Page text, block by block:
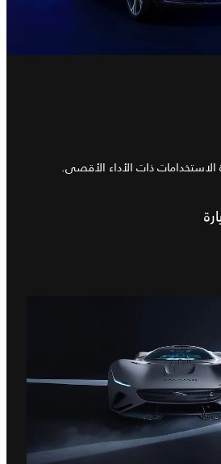
الاستخدامات ذات الأداء الأقصى.